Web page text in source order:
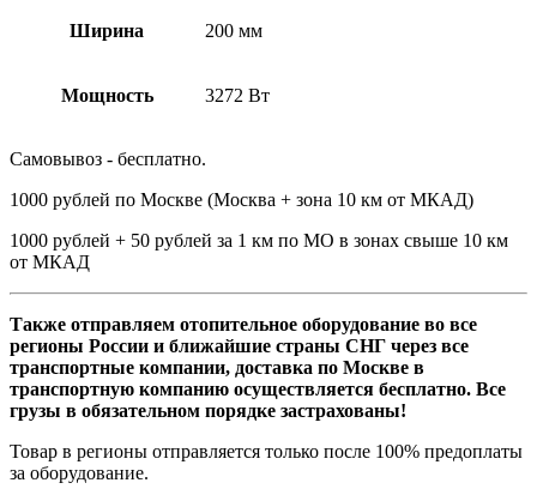
Ширина 200 мм
Мощность 3272 Вт
Самовывоз - бесплатно.
1000 рублей по Москве (Москва + зона 10 км от МКАД)
1000 рублей + 50 рублей за 1 км по МО в зонах свыше 10 км
от МКАД
Также отправляем отопительное оборудование во все
регионы России и ближайшие страны СНГ через все
транспортные компании, доставка по Москве в
транспортную компанию осуществляется бесплатно. Все
грузы в обязательном порядке застрахованы!
Товар в регионы отправляется только после 100% предоплаты
за оборудование.